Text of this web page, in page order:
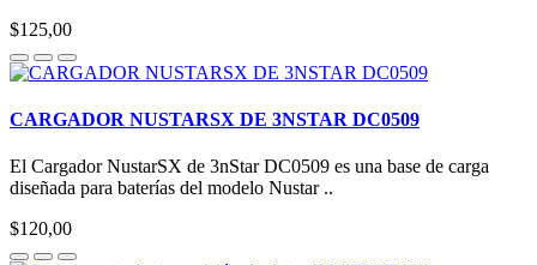
$125,00
CARGADOR NUSTARSX DE 3NSTAR DC0509
El Cargador NustarSX de 3nStar DC0509 es una base de carga
diseñada para baterías del modelo Nustar ..
$120,00